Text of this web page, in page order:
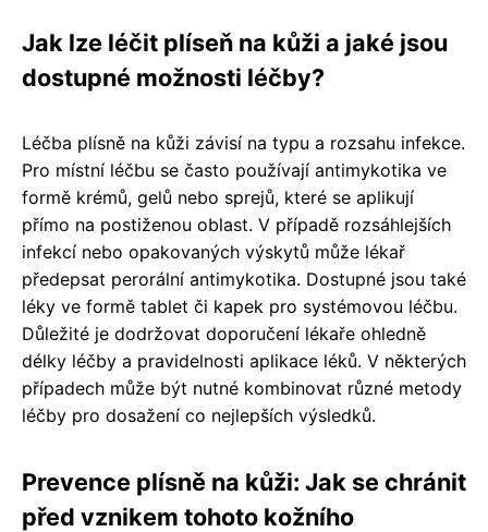
Jak lze léčit plíseň na kůži a jaké jsou
dostupné možnosti léčby?
Léčba plísně na kůži závisí na typu a rozsahu infekce.
Pro místní léčbu se často používají antimykotika ve
formě krémů, gelů nebo sprejů, které se aplikují
přímo na postiženou oblast. V případě rozsáhlejších
infekcí nebo opakovaných výskytů může lékař
předepsat perorální antimykotika. Dostupné jsou také
léky ve formě tablet či kapek pro systémovou léčbu.
Důležité je dodržovat doporučení lékaře ohledně
délky léčby a pravidelnosti aplikace léků. V některých
případech může být nutné kombinovat různé metody
léčby pro dosažení co nejlepších výsledků.
Prevence plísně na kůži: Jak se chránit
před vznikem tohoto kožního